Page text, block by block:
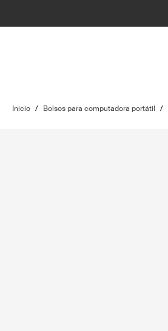
Inicio / Bolsos para computadora portátil /